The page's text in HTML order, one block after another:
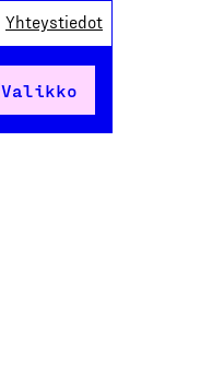
Yhteystiedot
Valikko